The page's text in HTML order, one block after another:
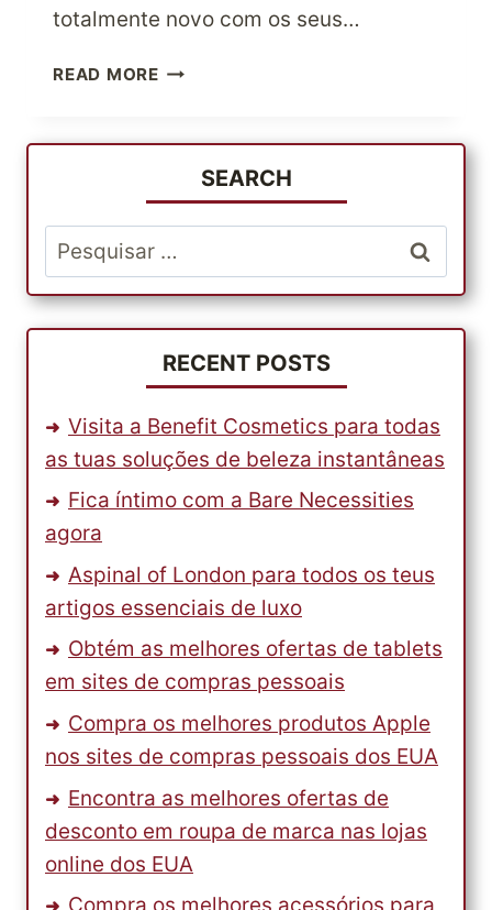
totalmente novo com os seus…
READ MOREADQUIRE
EQUIPAMENTO
DESPORTIVO
NA
LOJA
ADIDAS
US
DE
CLASSE
MUNDIAL
SEARCH
Pesquisar
por:
RECENT POSTS
Visita a Benefit Cosmetics para todas
as tuas soluções de beleza instantâneas
Fica íntimo com a Bare Necessities
agora
Aspinal of London para todos os teus
artigos essenciais de luxo
Obtém as melhores ofertas de tablets
em sites de compras pessoais
Compra os melhores produtos Apple
nos sites de compras pessoais dos EUA
Encontra as melhores ofertas de
desconto em roupa de marca nas lojas
online dos EUA